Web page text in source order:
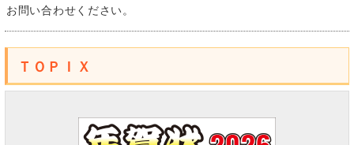
お問い合わせください。
ＴＯＰＩＸ